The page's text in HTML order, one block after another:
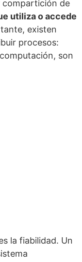
compartición de
utiliza o accede
existen
procesos:
son
la fiabilidad. Un